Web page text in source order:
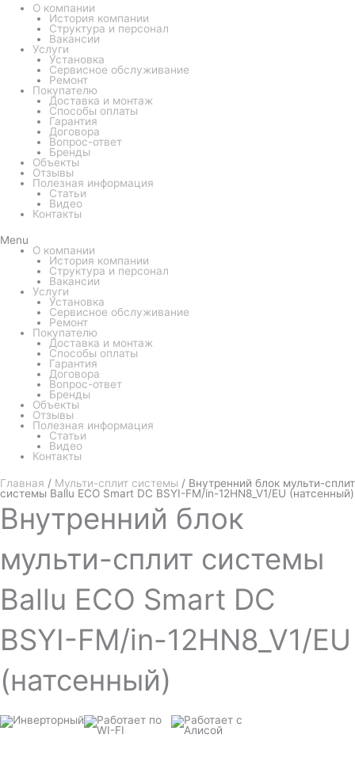
О компании
История компании
Структура и персонал
Вакансии
Услуги
Установка
Сервисное обслуживание
Ремонт
Покупателю
Доставка и монтаж
Способы оплаты
Гарантия
Договора
Вопрос-ответ
Бренды
Объекты
Отзывы
Полезная информация
Статьи
Видео
Контакты
Menu
О компании
История компании
Структура и персонал
Вакансии
Услуги
Установка
Сервисное обслуживание
Ремонт
Покупателю
Доставка и монтаж
Способы оплаты
Гарантия
Договора
Вопрос-ответ
Бренды
Объекты
Отзывы
Полезная информация
Статьи
Видео
Контакты
Главная / Мульти-сплит системы / Внутренний блок мульти-сплит
системы Ballu ECO Smart DC BSYI-FM/in-12HN8_V1/EU (натсенный)
Внутренний блок
мульти-сплит системы
Ballu ECO Smart DC
BSYI-FM/in-12HN8_V1/EU
(натсенный)